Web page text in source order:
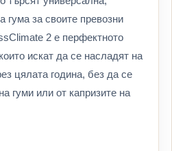
гума за своите превозни
2 е перфектното
искат да се насладят на
цялата година, без да се
гуми или от капризите на